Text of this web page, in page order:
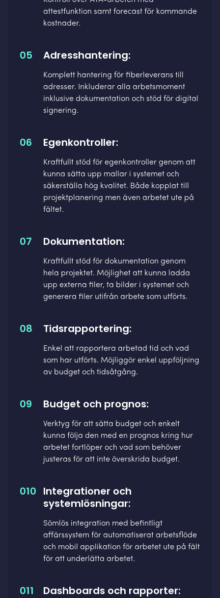
attestfunktion samt forecast för kommande
kostnader.
05 Adresshantering:
Komplett hantering för fiberleverans till
adresser. Inkluderar alla arbetsmoment
inklusive dokumentation och stöd för digital
signering.
06 Egenkontroller:
Kraftfullt stöd för egenkontroller genom att
kunna sätta upp mallar i systemet och
säkerställa hög kvalitet. Både kopplat till
projektplanering men även arbetet ute på
fältet.
07 Dokumentation:
Kraftfullt stöd för dokumentation genom
hela projektet. Möjlighet att kunna ladda
upp externa filer, ta bilder i systemet och
generera filer utifrån arbete som utförts.
08 Tidsrapportering:
Enkel att rapportera arbetad tid och vad
som har utförts. Möjliggör enkel uppföljning
av budget och tidsåtgång.
09 Budget och prognos:
Verktyg för att sätta budget och enkelt
kunna följa den med en prognos kring hur
arbetet fortlöper och vad som behöver
justeras för att inte överskrida budget.
010 Integrationer och
systemlösningar:
Sömlös integration med befintligt
affärssystem för automatiserat arbetsflöde
och mobil applikation för arbetet ute på fält
för att underlätta arbetet.
011 Dashboards och rapporter: